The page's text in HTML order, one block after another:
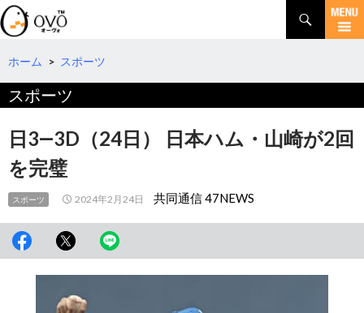
検
索
コ
テ
へ
ホーム > スポーツ
スポーツ
日3―3D（24日） 日本ハム・山崎が2回
を完璧
スポーツ 2024年2月24日 共同通信 47NEWS